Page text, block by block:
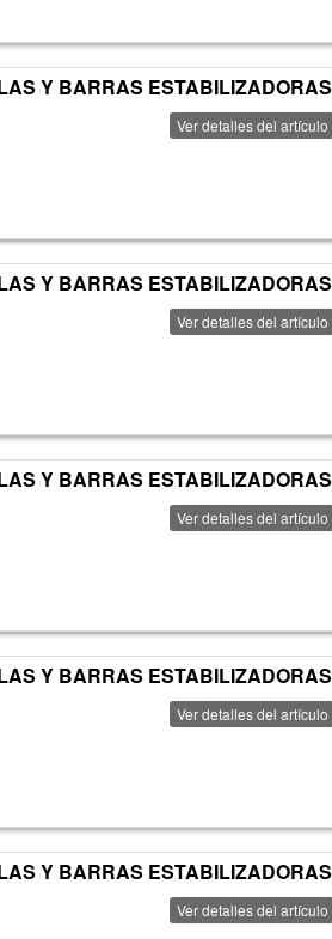
Y BARRAS ESTABILIZADORAS
Ver detalles del artículo
Y BARRAS ESTABILIZADORAS
Ver detalles del artículo
Y BARRAS ESTABILIZADORAS
Ver detalles del artículo
Y BARRAS ESTABILIZADORAS
Ver detalles del artículo
Y BARRAS ESTABILIZADORAS
Ver detalles del artículo